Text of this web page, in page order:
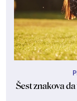
Šest znakova